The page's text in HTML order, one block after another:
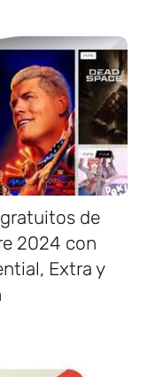
de
2024 con
Extra y